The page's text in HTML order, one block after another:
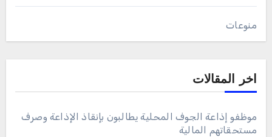
منوعات
اخر المقالات
موظفو إذاعة الجوف المحلية يطالبون بإنقاذ الإذاعة وصرف
مستحقاتهم المالية